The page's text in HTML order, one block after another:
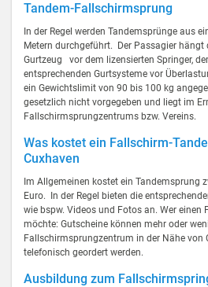
Tandem-Fallschirmsprung
In der Regel werden Tandemsprünge aus
Metern durchgeführt. Der Passagier hängt
Gurtzeug vor dem lizensierten Springer,
entsprechenden Gurtsysteme vor
ein Gewichtslimit von 90 bis 100 kg
gesetzlich nicht vorgegeben und liegt im
Fallschirmsprungzentrums bzw. Vereins.
Was kostet ein Fallschirm-
Cuxhaven
Im Allgemeinen kostet ein Tandemsprung
Euro. In der Regel bieten die
wie bspw. Videos und Fotos an. Wer einen
möchte: Gutscheine können mehr oder
Fallschirmsprungzentrum in der Nähe von
telefonisch geordert werden.
Ausbildung zum